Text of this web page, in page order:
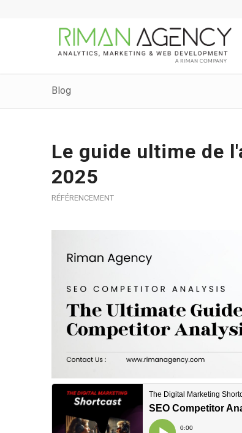
Blog
Le guide ultime de
2025
RÉFÉRENCEMENT